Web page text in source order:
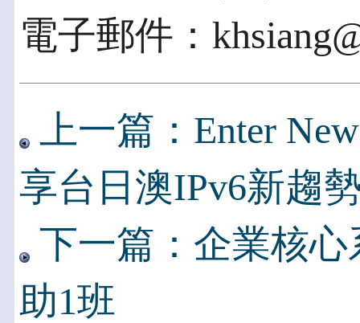
電子郵件：
上一篇：Enter
享台日澳IPv6新趨
下一篇：企業核
助1班